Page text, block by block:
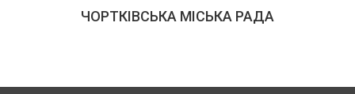
ЧОРТКІВСЬКА МІСЬКА РАДА